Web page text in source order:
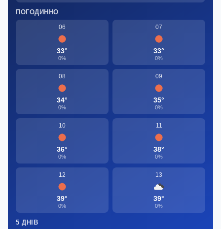
ПОГОДИННО
06
33°
0%
07
33°
0%
08
34°
0%
09
35°
0%
10
36°
0%
11
38°
0%
12
39°
0%
13
39°
0%
5 ДНІВ